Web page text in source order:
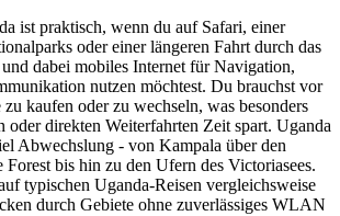
ist praktisch, wenn du auf Safari, einer
oder einer längeren Fahrt durch das
dabei mobiles Internet für Navigation,
nutzen möchtest. Du brauchst vor
kaufen oder zu wechseln, was besonders
oder direkten Weiterfahrten Zeit spart. Uganda
Abwechslung - von Kampala über den
bis hin zu den Ufern des Victoriasees.
typischen Uganda-Reisen vergleichsweise
durch Gebiete ohne zuverlässiges WLAN